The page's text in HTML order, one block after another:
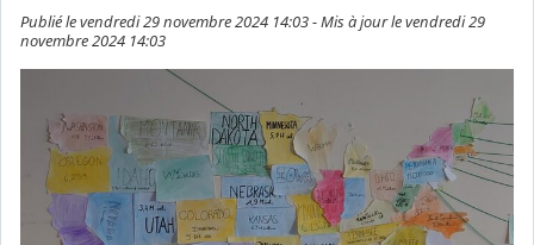
Publié le vendredi 29 novembre 2024 14:03 - Mis à jour le vendredi 29
novembre 2024 14:03